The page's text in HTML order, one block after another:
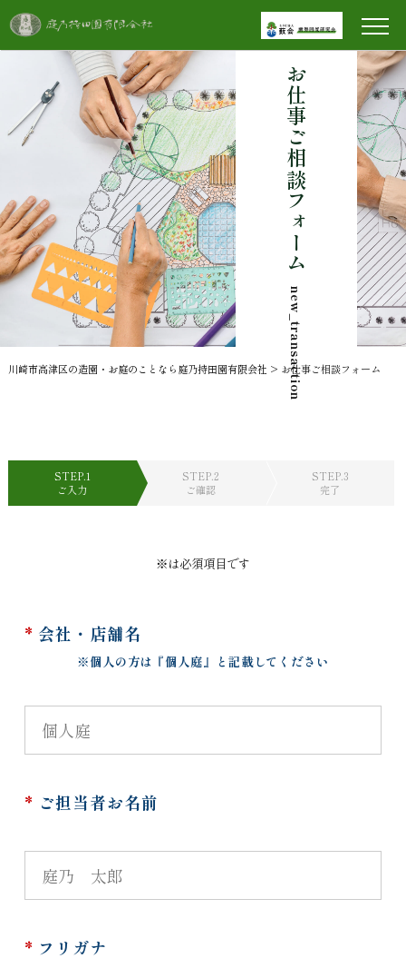
お仕事ご相談フォーム
new_transaction
川崎市高津区の造園・お庭のことなら庭乃持田園有限会社 > お仕事ご相談フォーム
STEP.1
ご入力
STEP.2
ご確認
STEP.3
完了
※は必須項目です
* 会社・店舗名
※個人の方は『個人庭』と記載してください
* ご担当者お名前
* フリガナ